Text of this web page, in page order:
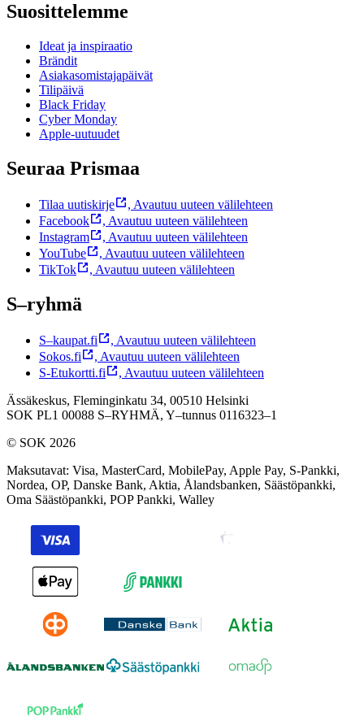
Suosittelemme
Ideat ja inspiraatio
Brändit
Asiakasomistajapäivät
Tilipäivä
Black Friday
Cyber Monday
Apple-uutuudet
Seuraa Prismaa
Tilaa uutiskirje , Avautuu uuteen välilehteen
Facebook
, Avautuu uuteen välilehteen
Instagram
, Avautuu uuteen välilehteen
YouTube
, Avautuu uuteen välilehteen
TikTok
, Avautuu uuteen välilehteen
S–ryhmä
S–kaupat.fi , Avautuu uuteen välilehteen
Sokos.fi
, Avautuu uuteen välilehteen
S-Etukortti.fi
, Avautuu uuteen välilehteen
Ässäkeskus, Fleminginkatu 34, 00510 Helsinki
SOK PL1 00088 S–RYHMÄ, Y–tunnus 0116323–1
© SOK 2026
Maksutavat: Visa, MasterCard, MobilePay, Apple Pay, S-Pankki,
Nordea, OP, Danske Bank, Aktia, Ålandsbanken, Säästöpankki,
Oma Säästöpankki, POP Pankki, Walley